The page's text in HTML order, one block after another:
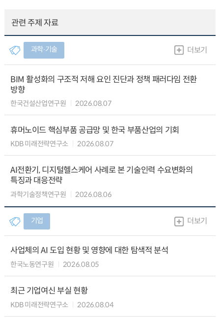
관련 주제 자료
과학∙기술 더보기
BIM 활성화의 구조적 저해 요인 진단과 정책 패러다임 전환
방향
한국건설산업연구원 2026.08.07
휴머노이드 핵심부품 공급망 및 한국 부품산업의 기회
KDB 미래전략연구소 2026.08.07
AI전환기, 디지털헬스케어 사례로 본 기술인력 수요변화의
특징과 대응전략
과학기술정책연구원 2026.08.06
기업 더보기
사업체의 AI 도입 현황 및 영향에 대한 탐색적 분석
한국노동연구원 2026.08.05
최근 기업여신 부실 현황
KDB 미래전략연구소 2026.08.04